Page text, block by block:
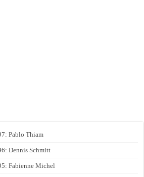
Pablo Thiam
Dennis Schmitt
Fabienne Michel